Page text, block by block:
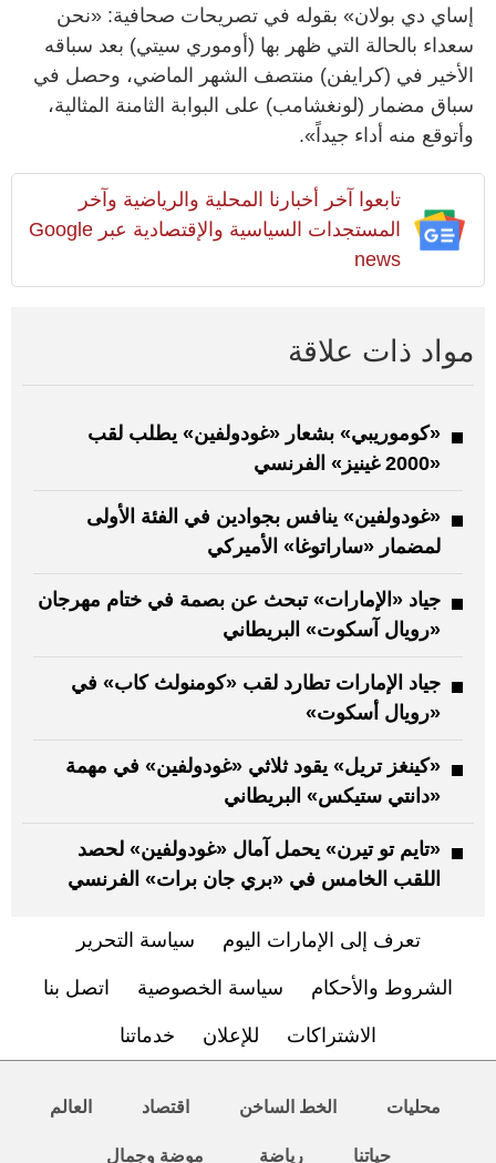
إساي دي بولان» بقوله في تصريحات صحافية: «نحن
سعداء بالحالة التي ظهر بها (أوموري سيتي) بعد سباقه
الأخير في (كرايفن) منتصف الشهر الماضي، وحصل في
سباق مضمار (لونغشامب) على البوابة الثامنة المثالية،
وأتوقع منه أداء جيداً».
تابعوا آخر أخبارنا المحلية والرياضية وآخر
المستجدات السياسية والإقتصادية عبر Google
news
مواد ذات علاقة
«كوموريبي» بشعار «غودولفين» يطلب لقب
«2000 غينيز» الفرنسي
«غودولفين» ينافس بجوادين في الفئة الأولى
لمضمار «ساراتوغا» الأميركي
جياد «الإمارات» تبحث عن بصمة في ختام مهرجان
«رويال آسكوت» البريطاني
جياد الإمارات تطارد لقب «كومنولث كاب» في
«رويال أسكوت»
«كينغز تريل» يقود ثلاثي «غودولفين» في مهمة
«دانتي ستيكس» البريطاني
«تايم تو تيرن» يحمل آمال «غودولفين» لحصد
اللقب الخامس في «بري جان برات» الفرنسي
تعرف إلى الإمارات اليوم سياسة التحرير
الشروط والأحكام سياسة الخصوصية اتصل بنا
الاشتراكات للإعلان خدماتنا
محليات الخط الساخن اقتصاد العالم
حياتنا رياضة موضة وجمال